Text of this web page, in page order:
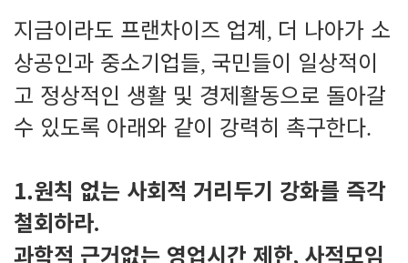
지금이라도 프랜차이즈 업계, 더 나아가 소
상공인과 중소기업들, 국민들이 일상적이
고 정상적인 생활 및 경제활동으로 돌아갈
수 있도록 아래와 같이 강력히 촉구한다.
1.원칙 없는 사회적 거리두기 강화를 즉각
철회하라.
과학적 근거없는 영업시간 제한, 사적모임